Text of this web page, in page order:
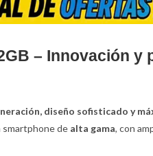
– Innovación y
diseño sofisticado y
smartphone de alta gama, con